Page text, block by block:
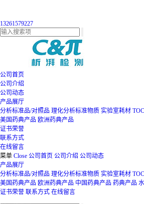
13261579227
公司首页
公司介绍
公司动态
产品展厅
分析标准品/对照品 理化分析标准物质 实验室耗材
美国药典产品 欧洲药典产品
证书荣誉
联系方式
在线留言
菜单 Close 公司首页 公司介绍 公司动态
产品展厅
分析标准品/对照品 理化分析标准物质 实验室耗材
美国药典产品 欧洲药典产品 中国药典产品 药典产品
证书荣誉 联系方式 在线留言